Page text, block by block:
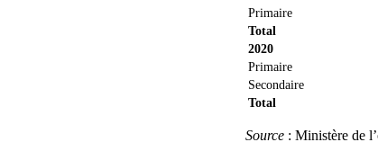
Primaire
Total
2020
Primaire
Secondaire
Total
Source : Ministère de